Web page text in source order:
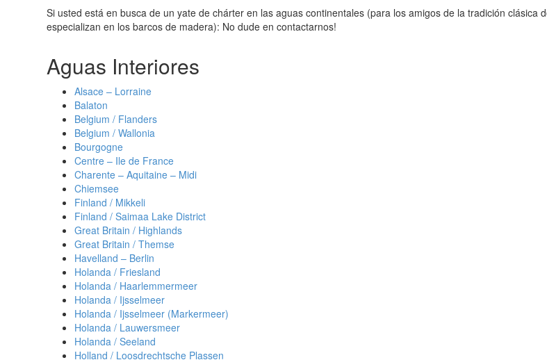
Si usted está en busca de un yate de chárter en las aguas continentales (para los amigos de la tradición
especializan en los barcos de madera): No dude en contactarnos!
Aguas Interiores
Alsace – Lorraine
Balaton
Belgium / Flanders
Belgium / Wallonia
Bourgogne
Centre – Ile de France
Charente – Aquitaine – Midi
Chiemsee
Finland / Mikkeli
Finland / Saimaa Lake District
Great Britain / Highlands
Great Britain / Themse
Havelland – Berlin
Holanda / Friesland
Holanda / Haarlemmermeer
Holanda / Ijsselmeer
Holanda / Ijsselmeer (Markermeer)
Holanda / Lauwersmeer
Holanda / Seeland
Holland / Loosdrechtsche Plassen